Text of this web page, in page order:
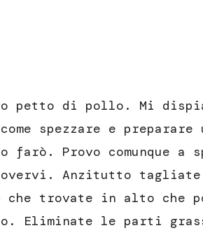
petto di pollo. Mi
spezzare e preparare
Provo comunque a
Anzitutto tagliate
che trovate in alto che
Eliminate le parti